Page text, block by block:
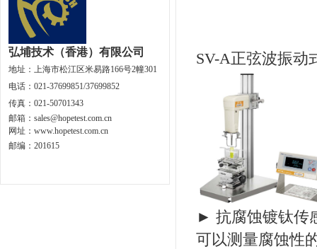
弘埔技术（香港）有限公司
地址： 上海市松江区米易路166号2幢301
电话：021-37699851/37699852
传真：021-50701343
邮箱： sales@hopetest.com.cn
网址 ： www.hopetest.com.cn
邮编：201615
SV-A正弦波振动
► 抗腐蚀镀钛传
可以测量腐蚀性